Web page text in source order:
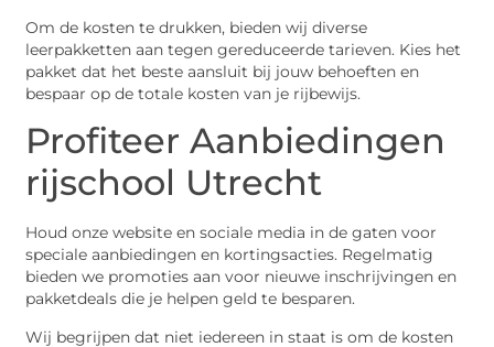
Om de kosten te drukken, bieden wij diverse
leerpakketten aan tegen gereduceerde tarieven. Kies het
pakket dat het beste aansluit bij jouw behoeften en
bespaar op de totale kosten van je rijbewijs.
Profiteer Aanbiedingen
rijschool Utrecht
Houd onze website en sociale media in de gaten voor
speciale aanbiedingen en kortingsacties. Regelmatig
bieden we promoties aan voor nieuwe inschrijvingen en
pakketdeals die je helpen geld te besparen.
Wij begrijpen dat niet iedereen in staat is om de kosten